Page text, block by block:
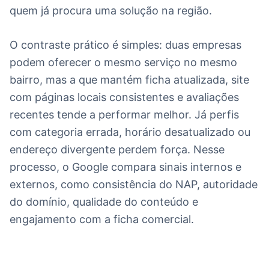
quem já procura uma solução na região.
O contraste prático é simples: duas empresas
podem oferecer o mesmo serviço no mesmo
bairro, mas a que mantém ficha atualizada, site
com páginas locais consistentes e avaliações
recentes tende a performar melhor. Já perfis
com categoria errada, horário desatualizado ou
endereço divergente perdem força. Nesse
processo, o Google compara sinais internos e
externos, como consistência do NAP, autoridade
do domínio, qualidade do conteúdo e
engajamento com a ficha comercial.